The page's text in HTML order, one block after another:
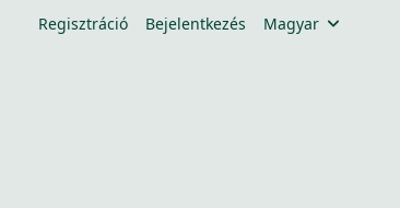
Regisztráció Bejelentkezés Magyar